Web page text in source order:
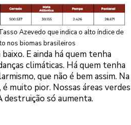
Azevedo que indica o alto índice de
nos biomas brasileiros
E ainda há quem tenha
climáticas. Há quem tenha
que não é bem assim. Na
é muito pior. Nossas áreas verdes
destruição só aumenta.